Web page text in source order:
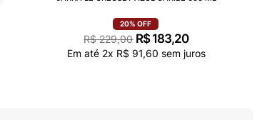
20% OFF
R$ 229,00 R$183,20
Em até 2x R$ 91,60 sem juros